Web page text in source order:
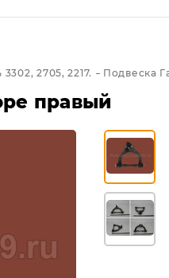
3302, 2705, 2217. Подвеска
правый